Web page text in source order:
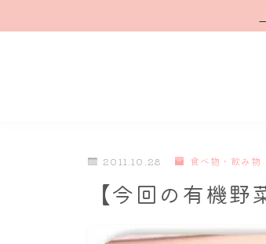
2011.10.28 食べ物・飲み物
【今回の有機